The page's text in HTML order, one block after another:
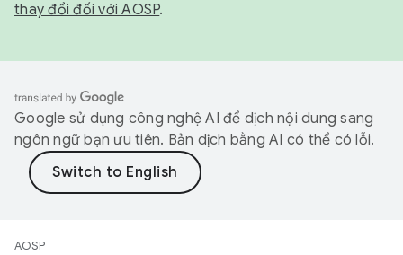
thay đổi đối với AOSP.
Google sử dụng công nghệ AI để dịch nội dung sang
ngôn ngữ bạn ưu tiên. Bản dịch bằng AI có thể có lỗi.
AOSP